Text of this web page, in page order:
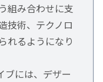
組み合わせに支
技術、テクノロ
れるようになり
ブには、デザー